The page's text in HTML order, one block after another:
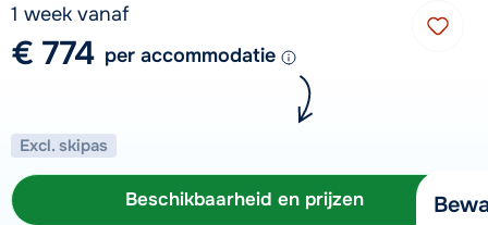
1 week vanaf
€ 774 per accommodatie
Excl. skipas
Beschikbaarheid en prijzen